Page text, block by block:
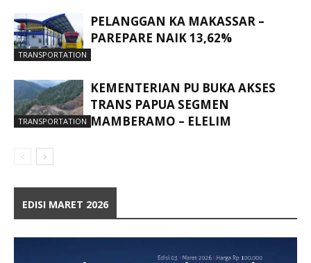
TRANSPORTATION
PELANGGAN KA MAKASSAR –
PAREPARE NAIK 13,62%
TRANSPORTATION
KEMENTERIAN PU BUKA AKSES
TRANS PAPUA SEGMEN
MAMBERAMO – ELELIM
EDISI MARET 2026